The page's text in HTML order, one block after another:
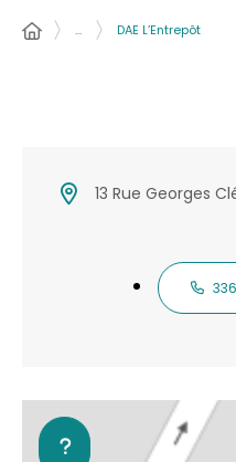
… DAE L’Entrepôt
13 Rue Georges